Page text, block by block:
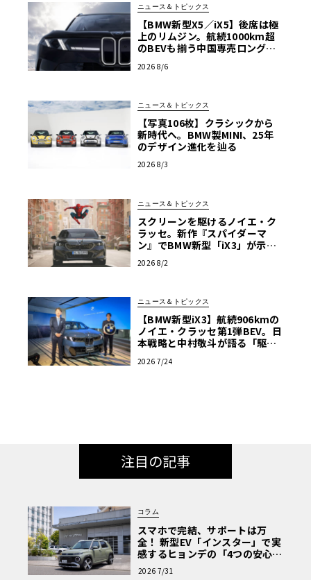
ニュース＆トピックス
【BMW新型X5／iX5】後席は極
上のリムジン。航続1000km超
のBEVも揃う中国専売ロング仕
2026 8/6
ニュース＆トピックス
【写真106枚】クラシックから
新時代へ。BMW製MINI、25年
のデザイン進化を辿る
2026 8/3
ニュース＆トピックス
スクリーンを駆けるノイエ・ク
ラッセ。新作『スパイダーマ
ン』でBMW新型「iX3」が示す
2026 8/2
ニュース＆トピックス
【BMW新型iX3】航続906kmの
ノイエ・クラッセ第1弾BEV。日
本戦略と中村敬斗が語る「駆け
2026 7/24
注目の記事
コラム
スマホで完結、サポートは万
全！ 新型EV「インスター」で実
感するヒョンデの「4つの安心」
【第1回・ヒョンデ6つの疑問：
2026 7/31